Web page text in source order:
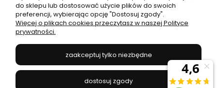
Informacje
JANEX
669-050-03-43
504 545 749//E-mail:sklep@janexmarket.pl
do sklepu lub dostosować użycie plików do swoich
preferencji, wybierając opcję "Dostosuj zgody".
Więcej o plikach cookies przeczytasz w naszej Polityce
prywatności.
zaakceptuj tylko niezbędne
dostosuj zgody